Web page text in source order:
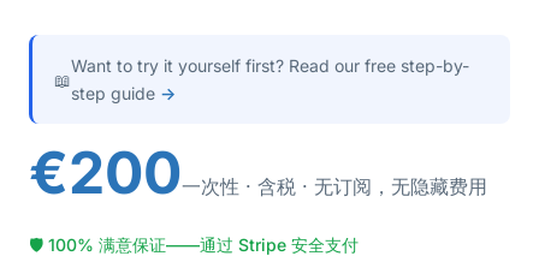
📖
Want to try it yourself first? Read our free step-by-
step guide →
€200一次性 · 含税 · 无订阅，无隐藏费用
🛡 100% 满意保证——通过 Stripe 安全支付